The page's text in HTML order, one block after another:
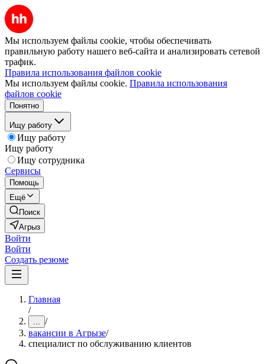
Мы используем файлы cookie, чтобы обеспечивать
правильную работу нашего веб-сайта и анализировать сетевой
трафик.
Правила использования файлов cookie
Мы используем файлы cookie. Правила использования
файлов cookie
Понятно
Ищу работу
Ищу работу
Ищу работу
Ищу сотрудника
Сервисы
Помощь
Ещё
Поиск
Агрыз
Войти
Войти
Создать резюме
Главная
/
... /
вакансии в Агрызе/
специалист по обслуживанию клиентов